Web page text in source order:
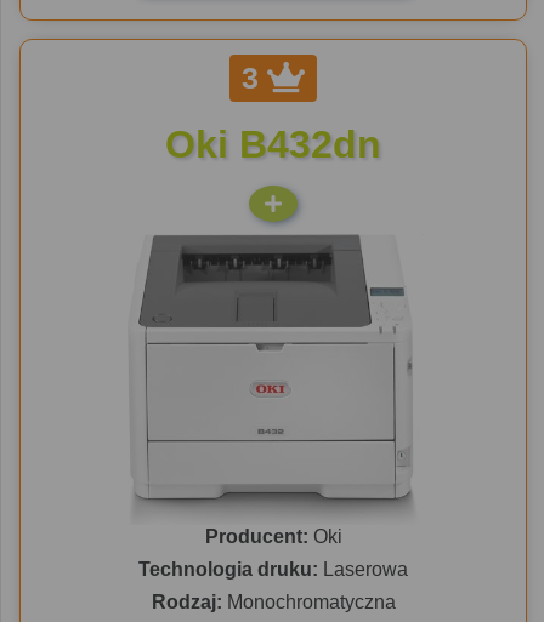
3
Oki B432dn
Producent: Oki
Technologia druku: Laserowa
Rodzaj: Monochromatyczna